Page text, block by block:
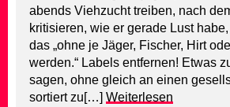
abends Viehzucht treiben, nach
kritisieren, wie er gerade Lust
das „ohne je Jäger, Fischer, Hirt
werden.“ Labels entfernen! Etwas
sagen, ohne gleich an einen
sortiert zu[…] Weiterlesen